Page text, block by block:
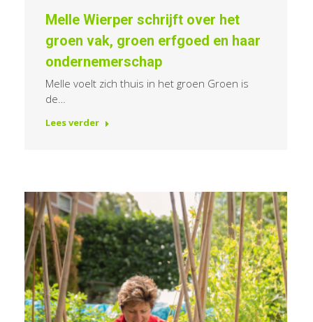
Melle Wierper schrijft over het
groen vak, groen erfgoed en haar
ondernemerschap
Melle voelt zich thuis in het groen Groen is
de…
Lees verder